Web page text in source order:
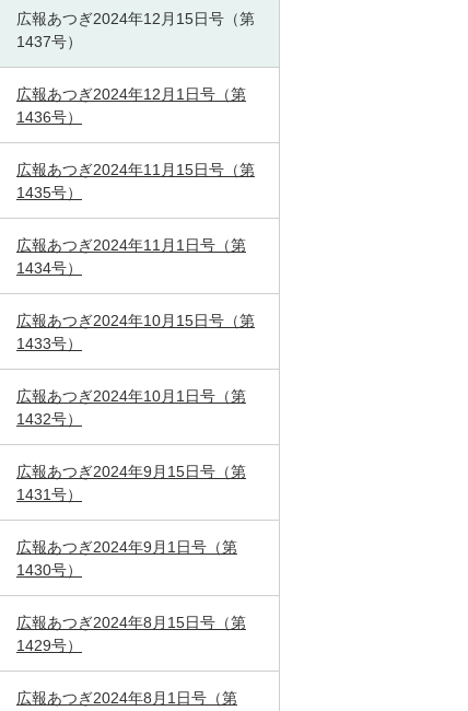
広報あつぎ2024年12月15日号（第
1437号）
広報あつぎ2024年12月1日号（第
1436号）
広報あつぎ2024年11月15日号（第
1435号）
広報あつぎ2024年11月1日号（第
1434号）
広報あつぎ2024年10月15日号（第
1433号）
広報あつぎ2024年10月1日号（第
1432号）
広報あつぎ2024年9月15日号（第
1431号）
広報あつぎ2024年9月1日号（第
1430号）
広報あつぎ2024年8月15日号（第
1429号）
広報あつぎ2024年8月1日号（第